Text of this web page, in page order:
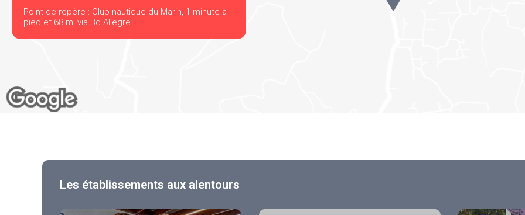
Point de repère : Club nautique du Marin, 1 minute à
pied et 68 m, via Bd Allegre.
Les établissements aux alentours